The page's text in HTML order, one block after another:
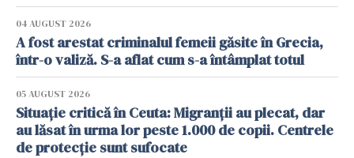
04 AUGUST 2026
A fost arestat criminalul femeii găsite în Grecia,
într-o valiză. S-a aflat cum s-a întâmplat totul
05 AUGUST 2026
Situație critică în Ceuta: Migranții au plecat, dar
au lăsat în urma lor peste 1.000 de copii. Centrele
de protecție sunt sufocate